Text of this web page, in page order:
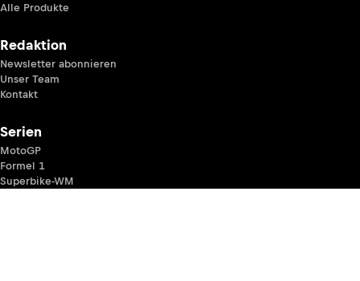
Alle Produkte
Redaktion
Newsletter abonnieren
Unser Team
Kontakt
Serien
MotoGP
Formel 1
Superbike-WM